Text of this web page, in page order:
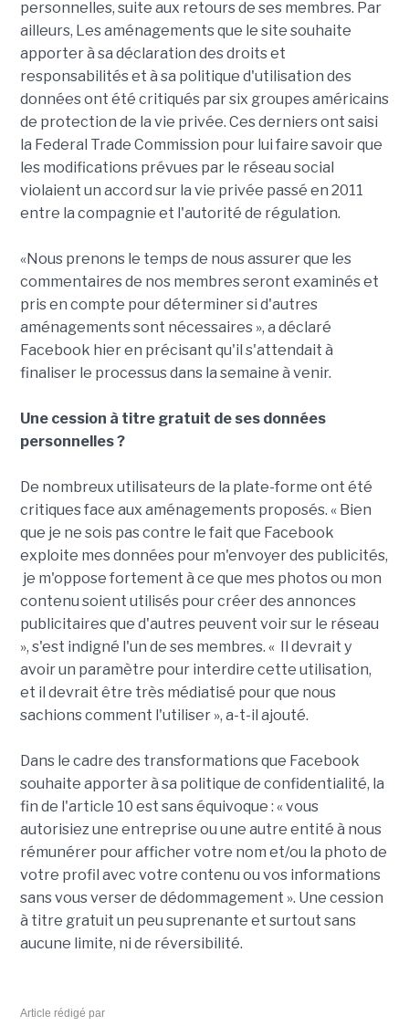
personnelles, suite aux retours de ses membres. Par
ailleurs, Les aménagements que le site souhaite
apporter à sa déclaration des droits et
responsabilités et à sa politique d'utilisation des
données ont été critiqués par six groupes américains
de protection de la vie privée. Ces derniers ont saisi
la Federal Trade Commission pour lui faire savoir que
les modifications prévues par le réseau social
violaient un accord sur la vie privée passé en 2011
entre la compagnie et l'autorité de régulation.
«Nous prenons le temps de nous assurer que les
commentaires de nos membres seront examinés et
pris en compte pour déterminer si d'autres
aménagements sont nécessaires », a déclaré
Facebook hier en précisant qu'il s'attendait à
finaliser le processus dans la semaine à venir.
Une cession à titre gratuit de ses données
personnelles ?
De nombreux utilisateurs de la plate-forme ont été
critiques face aux aménagements proposés. « Bien
que je ne sois pas contre le fait que Facebook
exploite mes données pour m'envoyer des publicités,
je m'oppose fortement à ce que mes photos ou mon
contenu soient utilisés pour créer des annonces
publicitaires que d'autres peuvent voir sur le réseau
», s'est indigné l'un de ses membres. « Il devrait y
avoir un paramètre pour interdire cette utilisation,
et il devrait être très médiatisé pour que nous
sachions comment l'utiliser », a-t-il ajouté.
Dans le cadre des transformations que Facebook
souhaite apporter à sa politique de confidentialité, la
fin de l'article 10 est sans équivoque : « vous
autorisiez une entreprise ou une autre entité à nous
rémunérer pour afficher votre nom et/ou la photo de
votre profil avec votre contenu ou vos informations
sans vous verser de dédommagement ». Une cession
à titre gratuit un peu suprenante et surtout sans
aucune limite, ni de réversibilité.
Article rédigé par